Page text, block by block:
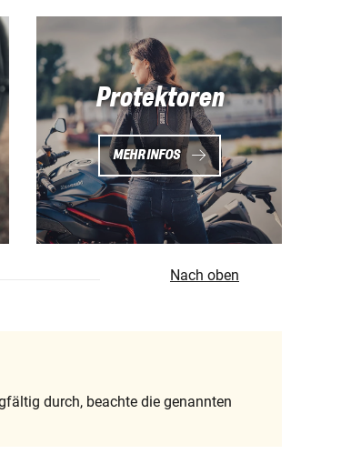
Protektoren
MEHR INFOS
Nach oben
durch, beachte die genannten